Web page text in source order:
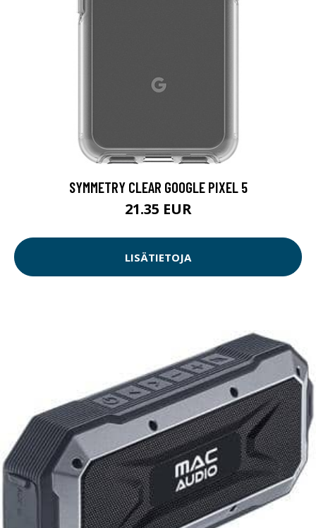
SYMMETRY CLEAR GOOGLE PIXEL 5
21.35 EUR
LISÄTIETOJA